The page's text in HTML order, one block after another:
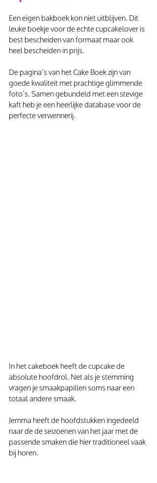
Een eigen bakboek kon niet uitblijven. Dit
leuke boekje voor de echte cupcakelover is
best bescheiden van formaat maar ook
heel bescheiden in prijs.
De pagina’s van het Cake Boek zijn van
goede kwaliteit met prachtige glimmende
foto’s. Samen gebundeld met een stevige
kaft heb je een heerlijke database voor de
perfecte verwennerij.
In het cakeboek heeft de cupcake de
absolute hoofdrol. Net als je stemming
vragen je smaakpapillen soms naar een
totaal andere smaak.
Jemma heeft de hoofdstukken ingedeeld
naar de de seizoenen van het jaar met de
passende smaken die hier traditioneel vaak
bij horen.